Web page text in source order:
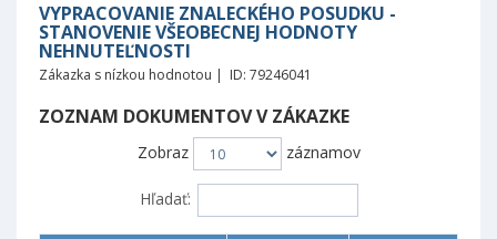
VYPRACOVANIE ZNALECKÉHO POSUDKU -
STANOVENIE VŠEOBECNEJ HODNOTY
NEHNUTEĽNOSTI
Zákazka s nízkou hodnotou | ID: 79246041
ZOZNAM DOKUMENTOV V ZÁKAZKE
Zobraz záznamov
Hľadať: